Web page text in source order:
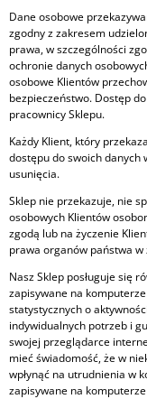
Dane osobowe
zgodny z zakresem
prawa, w szczególności
ochronie danych
osobowe Klientów
bezpieczeństwo. Dostęp
pracownicy Sklepu.
Każdy Klient, który
dostępu do swoich danych
usunięcia.
Sklep nie przekazuje, nie
osobowych Klientów
zgodą lub na życzenie
prawa organów państwa
Nasz Sklep posługuje się
zapisywane na
statystycznych o
indywidualnych potrzeb i
swojej przeglądarce
mieć świadomość, że w
wpłynąć na utrudnienia w
zapisywane na